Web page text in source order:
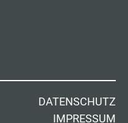
DATENSCHUTZ
IMPRESSUM